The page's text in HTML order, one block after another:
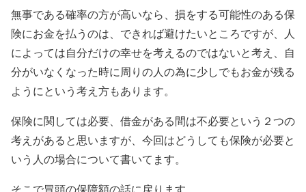
無事である確率の方が高いなら、損をする可能性のある保
険にお金を払うのは、できれば避けたいところですが、人
によっては自分だけの幸せを考えるのではないと考え、自
分がいなくなった時に周りの人の為に少しでもお金が残る
ようにという考え方もあります。
保険に関しては必要、借金がある間は不必要という２つの
考えがあると思いますが、今回はどうしても保険が必要と
いう人の場合について書いてます。
そこで冒頭の保障額の話に戻ります。